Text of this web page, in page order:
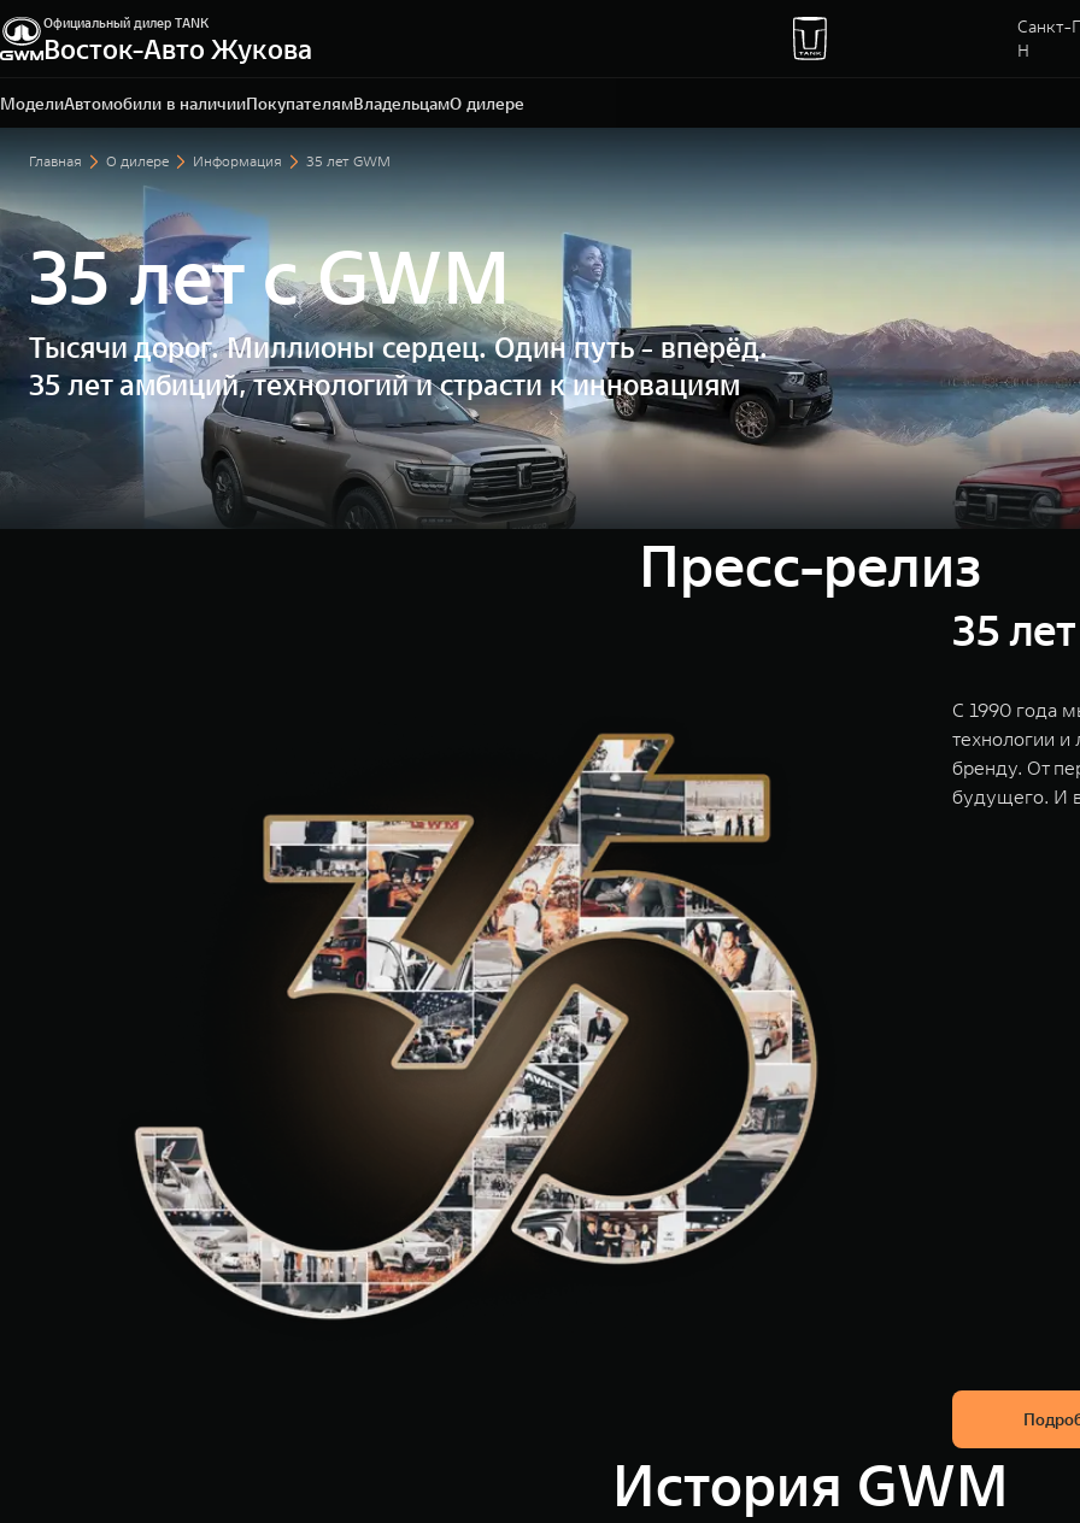
Официальный дилер TANK
Восток-Авто Жукова
Санкт-
Н
МоделиАвтомобили в наличииПокупателямВладельцамО дилере
Санкт-Петербург, ул. Портовая, 15, литер Б, помещ. 2-
Н
+7 (812) 703-77-03
Главная О дилере Информация 35 лет GWM
35 лет с GWM
Тысячи дорог. Миллионы сердец. Один путь - вперёд.
35 лет амбиций, технологий и страсти к инновациям
Пресс-релиз
35
С 1990 года
технологии
бренду. От
будущего. И
История GWM